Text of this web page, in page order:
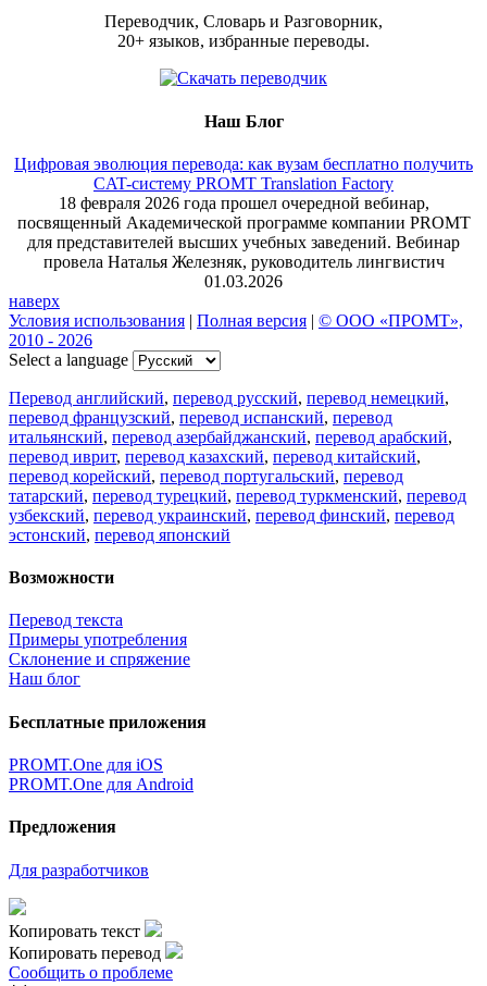
Скачать переводчик
Переводчик, Словарь и Разговорник,
Цифровая эволюция перевода: как вузам бесплатно получить
CAT-систему PROMT Translation Factory
посвященный Академической программе компании PROMT
наверх
Условия использования